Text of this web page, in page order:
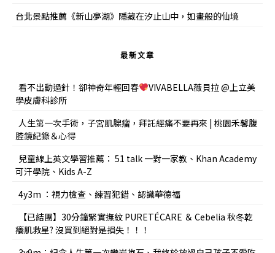
台北景點推薦《新山夢湖》隱藏在汐止山中，如畫般的仙境
最新文章
看不出動過針！卻神奇年輕回春
VIVABELLA薇貝拉 @上立美
學皮膚科診所
人生第一次手術，子宮肌腺瘤，拜託經痛不要再來 | 桃園禾馨腹
腔鏡紀錄＆心得
兒童線上英文學習推薦： 51 talk 一對一家教、Khan Academy
可汗學院、Kids A-Z
4y3m ：視力檢查、練習犯錯、認識華德福
【已結團】30分鐘緊實撫紋 PURETÉCARE ＆ Cebelia 秋冬乾
癢肌救星? 沒買到絕對是損失！！！